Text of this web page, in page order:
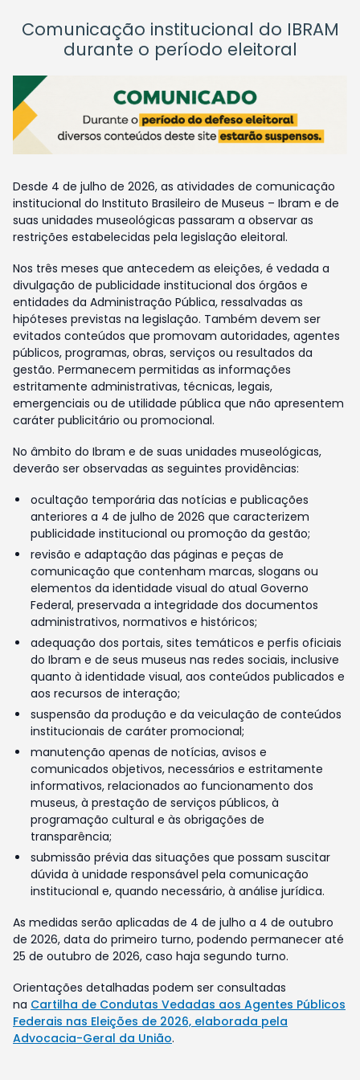
Comunicação institucional do IBRAM
durante o período eleitoral
Desde 4 de julho de 2026, as atividades de comunicação
institucional do Instituto Brasileiro de Museus – Ibram e de
suas unidades museológicas passaram a observar as
restrições estabelecidas pela legislação eleitoral.
Nos três meses que antecedem as eleições, é vedada a
divulgação de publicidade institucional dos órgãos e
entidades da Administração Pública, ressalvadas as
hipóteses previstas na legislação. Também devem ser
evitados conteúdos que promovam autoridades, agentes
públicos, programas, obras, serviços ou resultados da
gestão. Permanecem permitidas as informações
estritamente administrativas, técnicas, legais,
emergenciais ou de utilidade pública que não apresentem
caráter publicitário ou promocional.
No âmbito do Ibram e de suas unidades museológicas,
deverão ser observadas as seguintes providências:
ocultação temporária das notícias e publicações
anteriores a 4 de julho de 2026 que caracterizem
publicidade institucional ou promoção da gestão;
revisão e adaptação das páginas e peças de
comunicação que contenham marcas, slogans ou
elementos da identidade visual do atual Governo
Federal, preservada a integridade dos documentos
administrativos, normativos e históricos;
adequação dos portais, sites temáticos e perfis oficiais
do Ibram e de seus museus nas redes sociais, inclusive
quanto à identidade visual, aos conteúdos publicados e
aos recursos de interação;
suspensão da produção e da veiculação de conteúdos
institucionais de caráter promocional;
manutenção apenas de notícias, avisos e
comunicados objetivos, necessários e estritamente
informativos, relacionados ao funcionamento dos
museus, à prestação de serviços públicos, à
programação cultural e às obrigações de
transparência;
submissão prévia das situações que possam suscitar
dúvida à unidade responsável pela comunicação
institucional e, quando necessário, à análise jurídica.
As medidas serão aplicadas de 4 de julho a 4 de outubro
de 2026, data do primeiro turno, podendo permanecer até
25 de outubro de 2026, caso haja segundo turno.
Orientações detalhadas podem ser consultadas
na Cartilha de Condutas Vedadas aos Agentes Públicos
Federais nas Eleições de 2026, elaborada pela
Advocacia-Geral da União.